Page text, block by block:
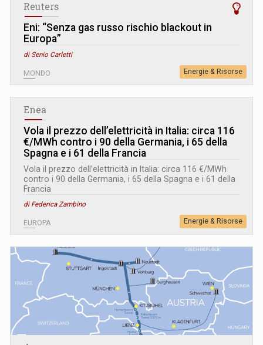
Reuters
Eni: “Senza gas russo rischio blackout in
Europa”
di Senio Carletti
MONDO Energie & Risorse
Enea
Vola il prezzo dell’elettricità in Italia: circa 116
€/MWh contro i 90 della Germania, i 65 della
Spagna e i 61 della Francia
Vola il prezzo dell’elettricità in Italia: circa 116 €/MWh
contro i 90 della Germania, i 65 della Spagna e i 61 della
Francia
di Federica Zambino
EUROPA Energie & Risorse